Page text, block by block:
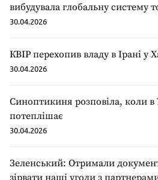
вибудувала глобальну систему
30.04.2026
КВІР перехопив владу в Ірані у
30.04.2026
Синоптикиня розповіла, коли в
потеплішає
30.04.2026
Зеленський: Отримали